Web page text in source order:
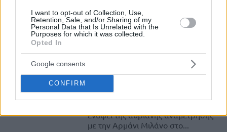
I want to opt-out of Collection, Use,
Retention, Sale, and/or Sharing of my
Personal Data that Is Unrelated with the
Purposes for which it was collected.
Opted In
Google consents
CONFIRM
Με απόντα τον Φρανκ Ντιλικίνα θα αντιμετωπίσει ο
Ολυμπιακός την Αρμάνι Μιλάνο στο ΣΕΦ (21:15).
Ολυμπιακός: Χωρίς Τζόουνς &
Μόρις κόντρα στην Αρμάνι
15/APR/26 11:47
Δύο παίκτες δεν θα βρίσκονται στη
ενόψει της αυριανής αναμέτρησης
με την Αρμάνι Μιλάνο στο...